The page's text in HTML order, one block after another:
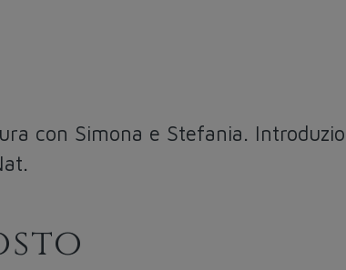
con Simona e Stefania.